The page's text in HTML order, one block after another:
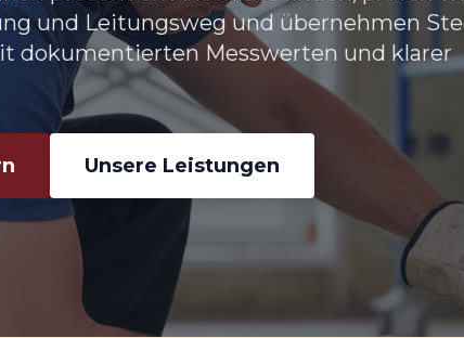
und Leitungsweg und übernehmen
dokumentierten Messwerten und klarer
Unsere Leistungen